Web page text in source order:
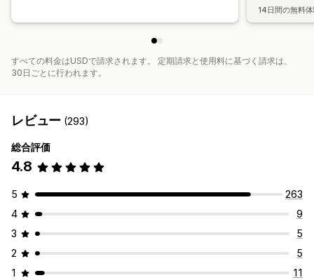
14日間の無料
すべての料金はUSDで請求されます。 定期請求と使用料に基づく請求は、
30日ごとに行われます。
レビュー (293)
総合評価
4.8
5
263
4
9
3
5
2
5
1
11